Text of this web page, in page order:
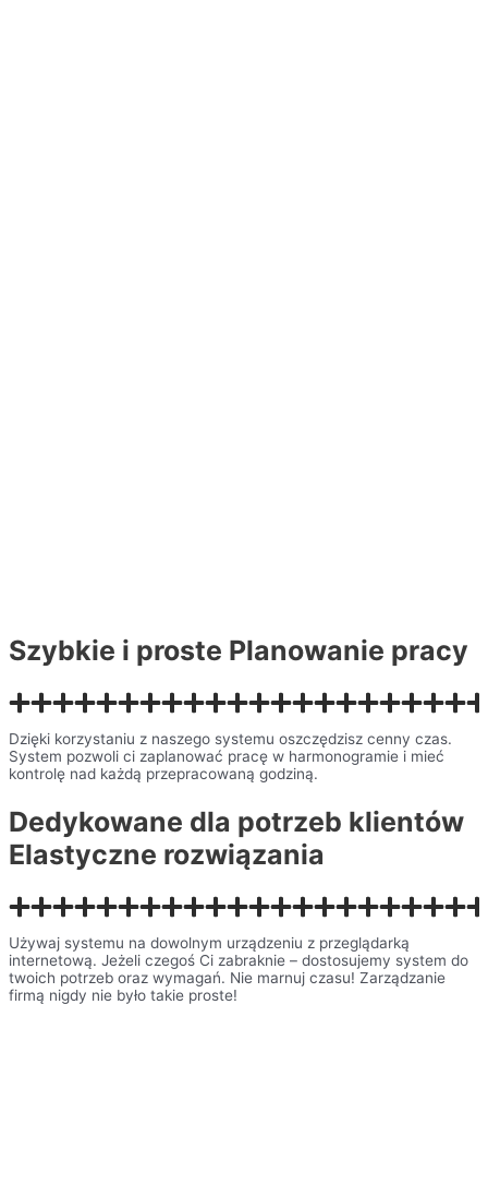
Szybkie i proste Planowanie pracy
Dzięki korzystaniu z naszego systemu oszczędzisz cenny czas.
System pozwoli ci zaplanować pracę w harmonogramie i mieć
kontrolę nad każdą przepracowaną godziną.
Dedykowane dla potrzeb klientów
Elastyczne rozwiązania
Używaj systemu na dowolnym urządzeniu z przeglądarką
internetową. Jeżeli czegoś Ci zabraknie – dostosujemy system do
twoich potrzeb oraz wymagań. Nie marnuj czasu! Zarządzanie
firmą nigdy nie było takie proste!